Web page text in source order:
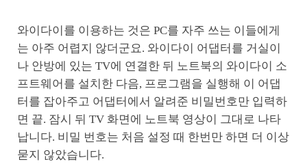
와이다이를 이용하는 것은 PC를 자주 쓰는 이들에게
는 아주 어렵지 않더군요. 와이다이 어댑터를 거실이
나 안방에 있는 TV에 연결한 뒤 노트북의 와이다이 소
프트웨어를 설치한 다음, 프로그램을 실행해 이 어댑
터를 잡아주고 어댑터에서 알려준 비밀번호만 입력하
면 끝. 잠시 뒤 TV 화면에 노트북 영상이 그대로 나타
납니다. 비밀 번호는 처음 설정 때 한번만 하면 더 이상
묻지 않았습니다.